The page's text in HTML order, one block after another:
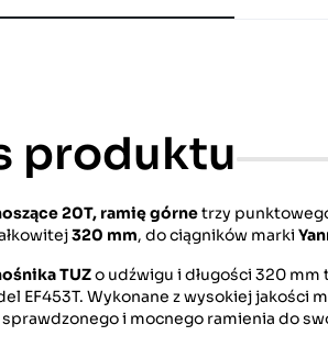
produktu
20T, ramię górnetrzy
320 mm, do ciągników marki
TUZo udźwigu i długości 320 mm
EF453T. Wykonane z wysokiej jakości
i mocnego ramienia do